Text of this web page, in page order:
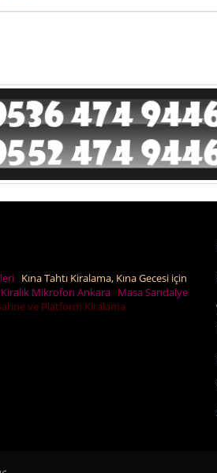
Kına Tahtı Kiralama, Kına Gecesi için
Mikrofon Ankara Masa Sandalye
ve Platform Kiralama